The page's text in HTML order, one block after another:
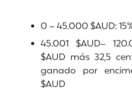
0 – 45.000 $AUD:
45.001 $AUD–
$AUD más 32,5
ganado por
$AUD